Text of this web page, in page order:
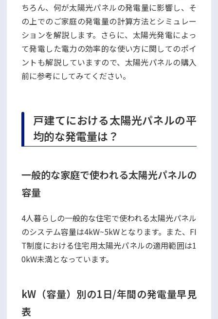
ちろん、何が太陽光パネルの発電量に影響し、そ
の上でのご家庭の発電量の計算方法とシミュレー
ションを解説します。さらに、太陽光発電によっ
て発電した電力の効率的な使い方に関してのポイ
ントも解説していますので、太陽光パネルの購入
前に参考にしてみてください。
戸建てにおける太陽光パネルの平
均的な発電量は？
一般的な家庭で使われる太陽光パネルの
容量
4人暮らしの一般的な住宅で使われる太陽光パネル
のシステム容量は4kW~5kWとなります。また、FI
T制度における住宅用太陽光パネルの適用範囲は1
0kW未満となっています。
kW（容量）別の1日/年間の発電量早見
表